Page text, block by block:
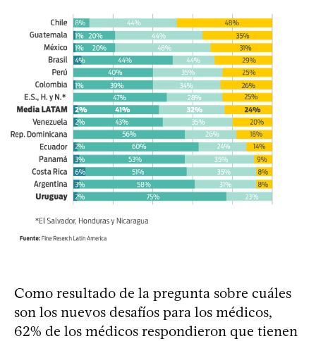
Como resultado de la pregunta sobre cuáles
son los nuevos desafíos para los médicos,
62% de los médicos respondieron que tienen